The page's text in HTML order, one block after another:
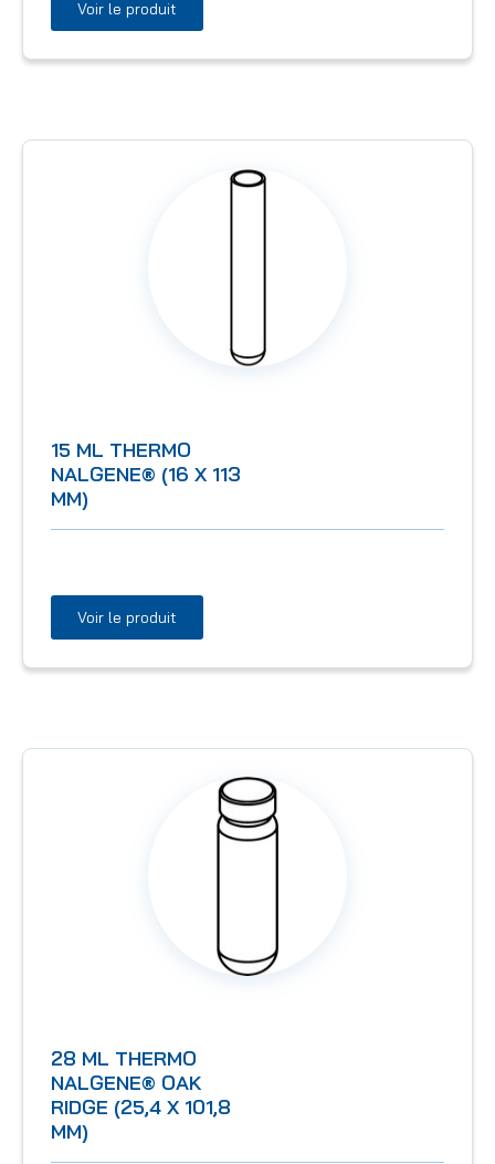
Voir le produit
15 ML THERMO
NALGENE® (16 X 113
MM)
Voir le produit
28 ML THERMO
NALGENE® OAK
RIDGE (25,4 X 101,8
MM)